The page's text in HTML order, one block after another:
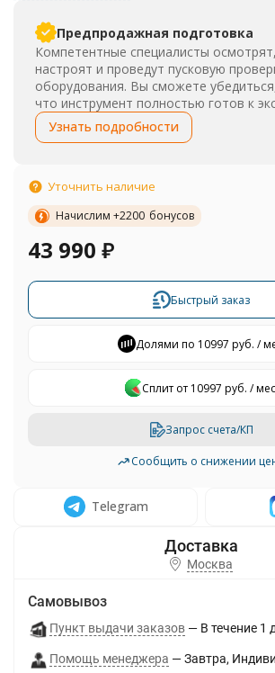
Предпродажная подготовка
Компетентные специалисты
настроят и проведут пусковую
оборудования. Вы сможете
что инструмент полностью готов к
Узнать подробности
Уточнить наличие
Начислим +2200 бонусов
43 990 ₽
Быстрый заказ
Долями по 10997 руб. /
Сплит от 10997 руб. /
Запрос счета/КП
Сообщить о снижении
Telegram
Москва
Самовывоз
Пункт выдачи заказов В течение 1
Помощь менеджера Завтра